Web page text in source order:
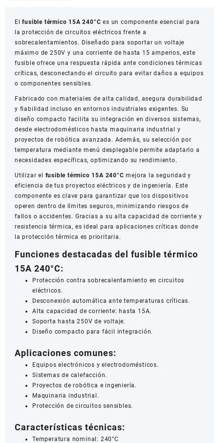
Elfusible térmico 15A 240°C es un componente esencial para
la protección de circuitos eléctricos frente a
sobrecalentamientos. Diseñado para soportar un voltaje
máximo de 250V y una corriente de hasta 15 amperios, este
fusible ofrece una respuesta rápida ante condiciones térmicas
críticas, desconectando el circuito para evitar daños a equipos
o componentes sensibles.
Fabricado con materiales de alta calidad, asegura durabilidad
y fiabilidad incluso en entornos industriales exigentes. Su
diseño compacto facilita su integración en diversos sistemas,
desde electrodomésticos hasta maquinaria industrial y
proyectos de robótica avanzada. Además, su selección por
temperatura mediante menú desplegable permite adaptarlo a
necesidades específicas, optimizando su rendimiento.
Utilizar el fusible térmico 15A 240°C mejora la seguridad y
eficiencia de tus proyectos eléctricos y de ingeniería. Este
componente es clave para garantizar que los dispositivos
operen dentro de límites seguros, minimizando riesgos de
fallos o accidentes. Gracias a su alta capacidad de corriente y
resistencia térmica, es ideal para aplicaciones críticas donde
la protección térmica es prioritaria.
Funciones destacadas del fusible térmico
15A 240°C:
Protección contra sobrecalentamiento en circuitos
eléctricos.
Desconexión automática ante temperaturas críticas.
Alta capacidad de corriente: hasta 15A.
Soporta hasta 250V de voltaje.
Diseño compacto para fácil integración.
Aplicaciones comunes:
Equipos electrónicos y electrodomésticos.
Sistemas de calefacción.
Proyectos de robótica e ingeniería.
Maquinaria industrial.
Protección de circuitos sensibles.
Características técnicas:
Temperatura nominal: 240°C